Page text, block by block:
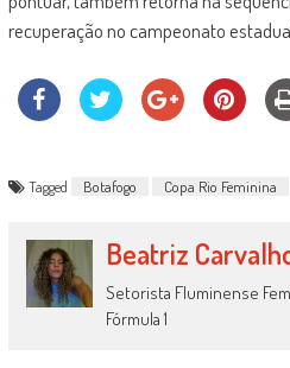
recuperação no campeonato
Tagged Botafogo Copa Rio Feminina
Beatriz
Setorista Fluminense
Fórmula 1